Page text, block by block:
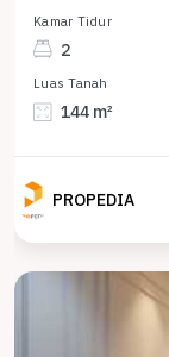
Kamar Tidur
2
Luas Tanah
144 m²
PROPEDIA